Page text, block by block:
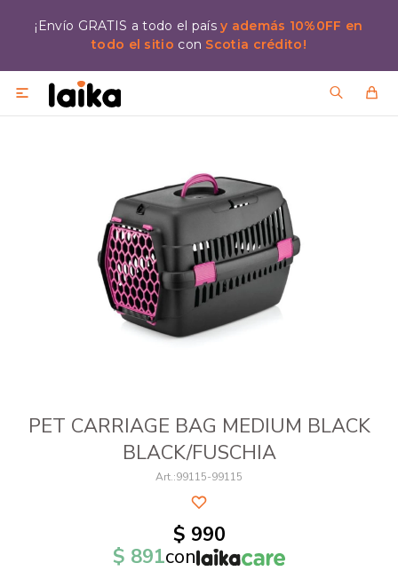
¡Envío GRATIS a todo el paísy además 10%0FF en
todo el sitio con Scotia crédito!

PET CARRIAGE BAG MEDIUM BLACK
BLACK/FUSCHIA
99115-99115
$ 990
$ 891con